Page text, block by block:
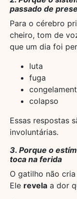
passado de
Para o cérebro
cheiro, tom de
que um dia foi
luta
fuga
colapso
Essas respostas
involuntárias.
3. Porque o
toca na ferida
O gatilho não
Ele revela a dor